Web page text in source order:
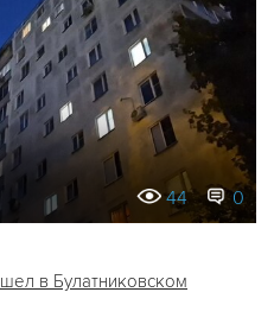
44 0
в Булатниковском